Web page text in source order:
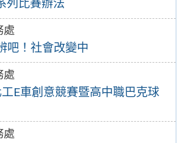
列比賽辦法
處
吧！社會改變中
處
E車創意競賽暨高中職巴克球
處